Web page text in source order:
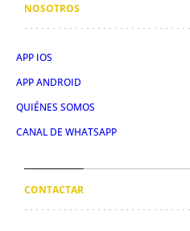
NOSOTROS
APP IOS
APP ANDROID
QUIÉNES SOMOS
CANAL DE WHATSAPP
CONTACTAR